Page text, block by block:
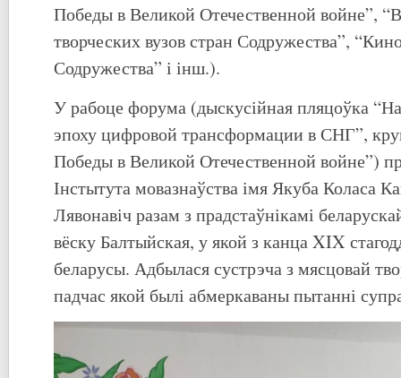
Победы в Великой Отечественной войне”,
творческих вузов стран Содружества”,
Содружества” і інш.).
У рабоце форума (дыскусійная пляцоўка
эпоху цифровой трансформации в СНГ”,
Победы в Великой Отечественной войне”)
Інстытута мовазнаўства імя Якуба Коласа
Лявонавіч разам з прадстаўнікамі
вёску Балтыйская, у якой з канца XIX
беларусы. Адбылася сустрэча з мясцовай
падчас якой былі абмеркаваны пытанні